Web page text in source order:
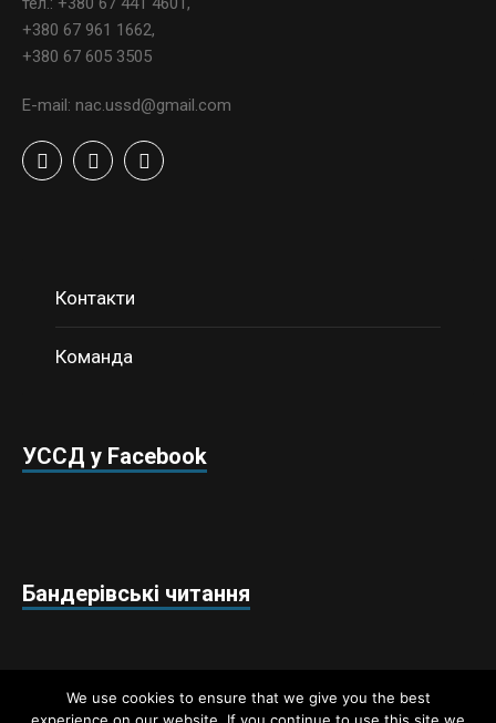
+380 67 961 1662,
+380 67 605 3505
E-mail: nac.ussd@gmail.com
Контакти
Команда
УССД у Facebook
Бандерівські читання
We use cookies to ensure that we give you the best